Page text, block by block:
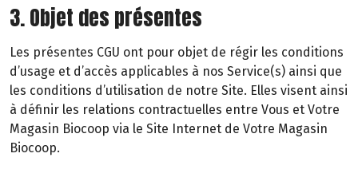
3. Objet des présentes
Les présentes CGU ont pour objet de régir les conditions
d’usage et d’accès applicables à nos Service(s) ainsi que
les conditions d’utilisation de notre Site. Elles visent ainsi
à définir les relations contractuelles entre Vous et Votre
Magasin Biocoop via le Site Internet de Votre Magasin
Biocoop.